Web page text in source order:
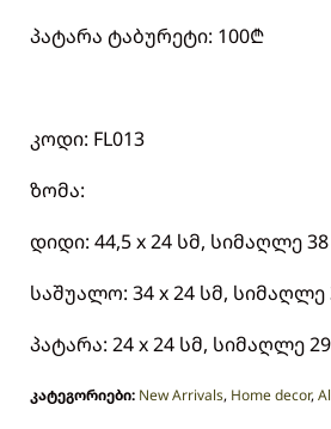
პატარა ტაბურეტი: 100₾
კოდი: FL013
ზომა:
დიდი: 44,5 x 24 სმ, სიმაღლე 38
საშუალო: 34 x 24 სმ, სიმაღლე
პატარა: 24 x 24 სმ, სიმაღლე
კატეგორიები: New Arrivals, Home decor,